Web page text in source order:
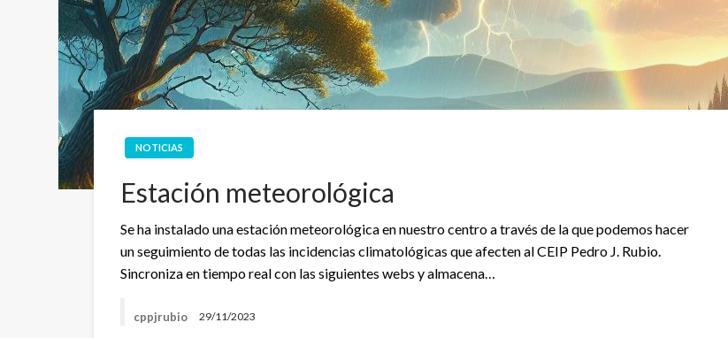
NOTICIAS
Estación meteorológica
Se ha instalado una estación meteorológica en nuestro centro a través de la que podemos hacer
un seguimiento de todas las incidencias climatológicas que afecten al CEIP Pedro J. Rubio.
Sincroniza en tiempo real con las siguientes webs y almacena…
cppjrubio 29/11/2023